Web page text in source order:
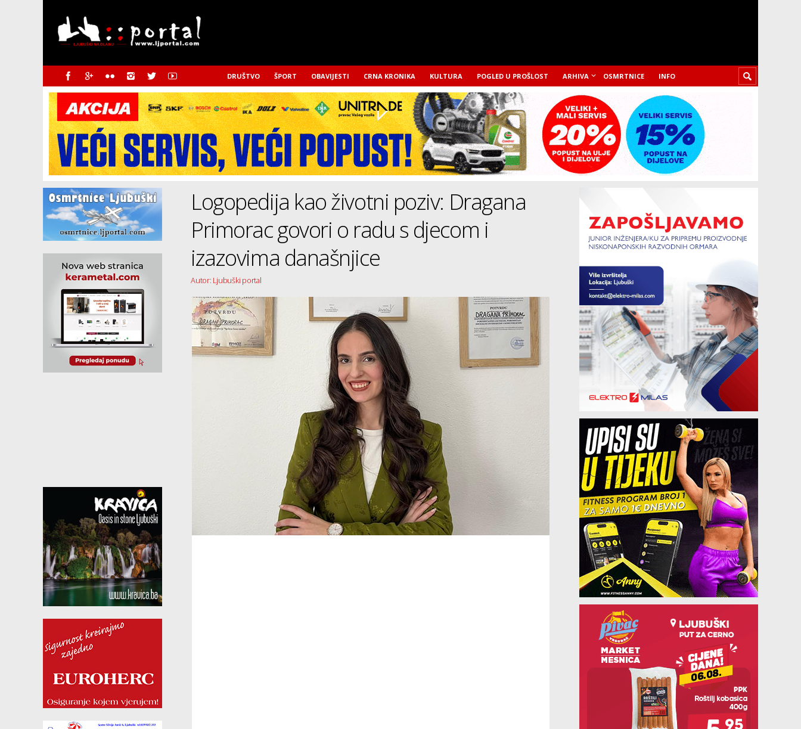
DRUŠTVO ŠPORT OBAVIJESTI CRNA KRONIKA KULTURA POGLED U PROŠLOST ARHIVA OSMRTNICE INFO
Logopedija kao životni poziv: Dragana
Primorac govori o radu s djecom i
izazovima današnjice
Autor: Ljubuški portal